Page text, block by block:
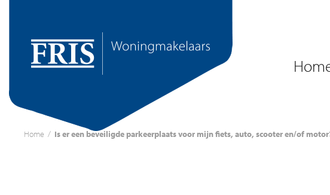
Home / Is er een beveiligde parkeerplaats voor mijn fiets, auto, scooter en/of